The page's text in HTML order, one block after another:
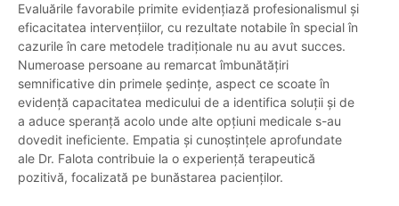
Evaluările favorabile primite evidențiază profesionalismul și
eficacitatea intervențiilor, cu rezultate notabile în special în
cazurile în care metodele tradiționale nu au avut succes.
Numeroase persoane au remarcat îmbunătățiri
semnificative din primele ședințe, aspect ce scoate în
evidență capacitatea medicului de a identifica soluții și de
a aduce speranță acolo unde alte opțiuni medicale s-au
dovedit ineficiente. Empatia și cunoștințele aprofundate
ale Dr. Falota contribuie la o experiență terapeutică
pozitivă, focalizată pe bunăstarea pacienților.